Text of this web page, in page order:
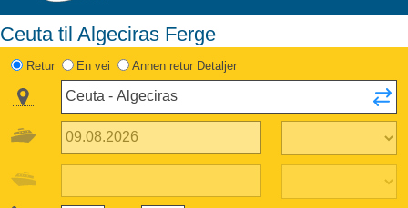
Ceuta til Algeciras Ferge
Retur En vei Annen retur Detaljer